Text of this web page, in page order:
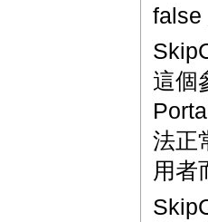
false
這個
法正
用者